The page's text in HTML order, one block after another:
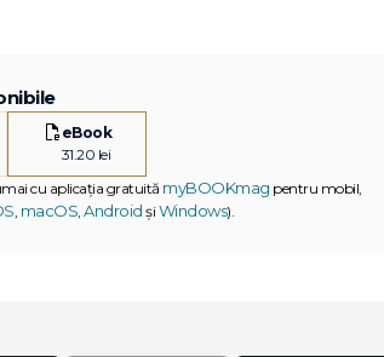
eBook
31.20 lei
cu aplicația gratuită myBOOKmag pentru mobil,
macOS Android și Windows).